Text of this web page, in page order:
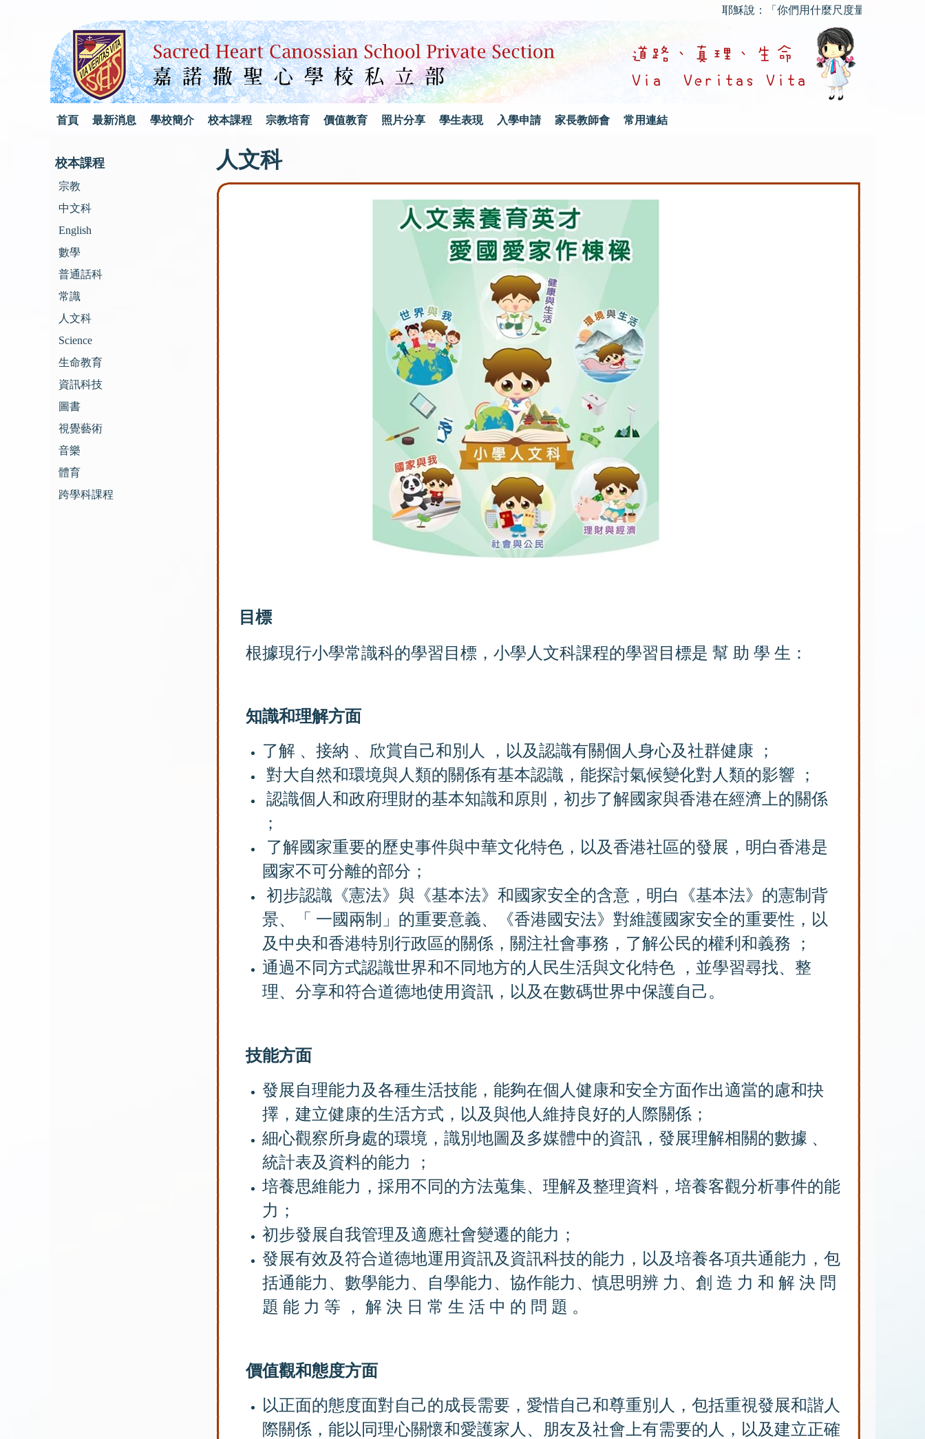
耶穌說：「你們用什麼尺度量給人，也要用什麼
首頁 最新消息 學校簡介 校本課程 宗教培育 價值教育 照片分享 學生表現 入學申請 家長教師會 常用連結
校本課程
宗教
中文科
English
數學
普通話科
常識
人文科
Science
生命教育
資訊科技
圖書
視覺藝術
音樂
體育
跨學科課程
人文科
目標
根據現行小學常識科的學習目標，小學人文科課程的學習目標是 幫 助 學 生：
知識和理解方面
了解 、接納 、欣賞自己和別人 ，以及認識有關個人身心及社群健康 ；
對大自然和環境與人類的關係有基本認識，能探討氣候變化對人類的影響 ；
認識個人和政府理財的基本知識和原則，初步了解國家與香港在經濟上的關係
；
了解國家重要的歷史事件與中華文化特色，以及香港社區的發展，明白香港是
國家不可分離的部分；
初步認識《憲法》與《基本法》和國家安全的含意，明白《基本法》的憲制背
景、「 一國兩制」的重要意義、《香港國安法》對維護國家安全的重要性，以
及中央和香港特別行政區的關係，關注社會事務，了解公民的權利和義務 ；
通過不同方式認識世界和不同地方的人民生活與文化特色 ，並學習尋找、整
理、分享和符合道德地使用資訊，以及在數碼世界中保護自己。
技能方面
發展自理能力及各種生活技能，能夠在個人健康和安全方面作出適當的慮和抉
擇，建立健康的生活方式，以及與他人維持良好的人際關係；
細心觀察所身處的環境，識別地圖及多媒體中的資訊，發展理解相關的數據 、
統計表及資料的能力 ；
培養思維能力，採用不同的方法蒐集、理解及整理資料，培養客觀分析事件的能
力；
初步發展自我管理及適應社會變遷的能力；
發展有效及符合道德地運用資訊及資訊科技的能力，以及培養各項共通能力，包
括通能力、數學能力、自學能力、協作能力、慎思明辨 力、創 造 力 和 解 決 問
題 能 力 等 ， 解 決 日 常 生 活 中 的 問 題 。
價值觀和態度方面
以正面的態度面對自己的成長需要，愛惜自己和尊重別人，包括重視發展和諧人
際關係，能以同理心關懷和愛護家人、朋友及社會上有需要的人，以及建立正確